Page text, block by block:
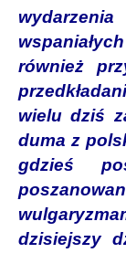
również
wielu dziś
duma z
gdzieś
dzisiejszy